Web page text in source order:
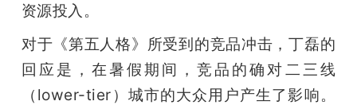
资源投入。
对于《第五人格》所受到的竞品冲击，丁磊的
回应是，在暑假期间，竞品的确对二三线
（lower-tier）城市的大众用户产生了影响。